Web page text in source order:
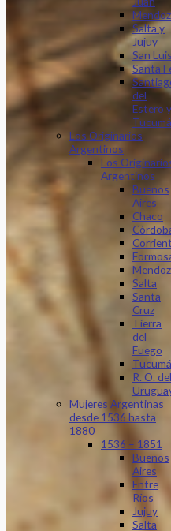
Salta y
Jujuy
San Luis
Santa
del
Estero y
Los Originarios
Argentinos
Los
Argentinos
Buenos
Aires
Chaco
Salta
Santa
Cruz
Tierra
del
Fuego
R. O. del
Mujeres Argentinas
desde 1536 hasta
1880
1536 – 1851
Buenos
Aires
Entre
Ríos
Jujuy
Salta